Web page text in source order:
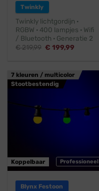
Twinkly
Twinkly lichtgordijn ·
RGBW · 400 lampjes · Wifi
/ Bluetooth · Generatie 2
€219,99 Oorspronkelijke
€ 199,99
7 kleuren / multicolor
Stootbestendig
Professioneel
Koppelbaar
Blynx Festoon